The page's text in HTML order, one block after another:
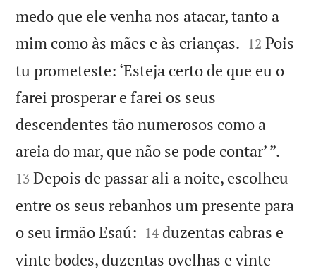
medo que ele venha nos atacar, tanto a
mim como às mães e às crianças. 

12 Pois
tu prometeste: ‘Esteja certo de que eu o
farei prosperar e farei os seus
descendentes tão numerosos como a
areia do mar, que não se pode contar’ ”.
13 Depois de passar ali a noite, escolheu
entre os seus rebanhos um presente para
o seu irmão Esaú: 

14 duzentas cabras e
vinte bodes, duzentas ovelhas e vinte